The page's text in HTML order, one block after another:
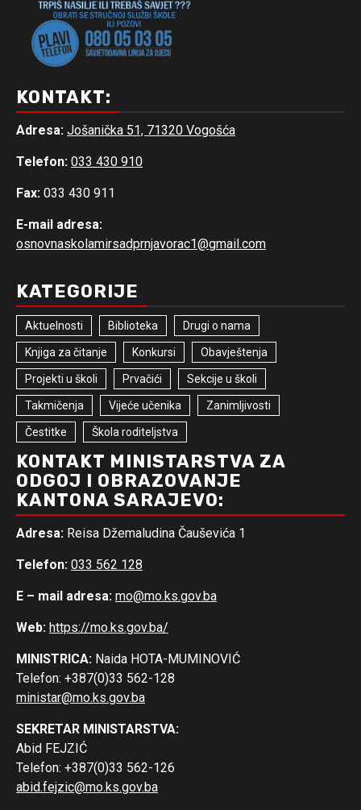
KONTAKT:
Adresa: Jošanička 51, 71320 Vogošća
Telefon: 033 430 910
Fax: 033 430 911
E-mail adresa:
osnovnaskolamirsadprnjavorac1@gmail.com
KATEGORIJE
Aktuelnosti Biblioteka Drugi o nama
Knjiga za čitanje Konkursi Obavještenja
Projekti u školi Prvačići Sekcije u školi
Takmičenja Vijeće učenika Zanimljivosti
Čestitke Škola roditeljstva
KONTAKT MINISTARSTVA ZA
ODGOJ I OBRAZOVANJE
KANTONA SARAJEVO:
Adresa: Reisa Džemaludina Čauševića 1
Telefon: 033 562 128
E – mail adresa: mo@mo.ks.gov.ba
Web: https://mo.ks.gov.ba/
MINISTRICA: Naida HOTA-MUMINOVIĆ
Telefon: +387(0)33 562-128
ministar@mo.ks.gov.ba
SEKRETAR MINISTARSTVA:
Abid FEJZIĆ
Telefon: +387(0)33 562-126
abid.fejzic@mo.ks.gov.ba